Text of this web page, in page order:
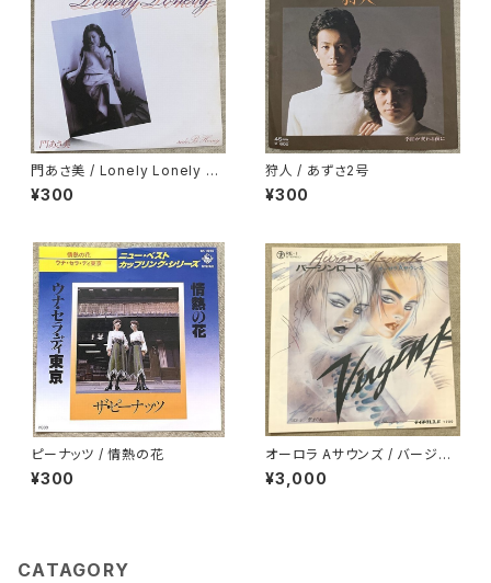
門あさ美 / Lonely Lonely H
oney
¥300
狩人 / あずさ2号
¥300
ピーナッツ / 情熱の花
¥300
オーロラ Aサウンズ / バージン
ロード
¥3,000
CATAGORY